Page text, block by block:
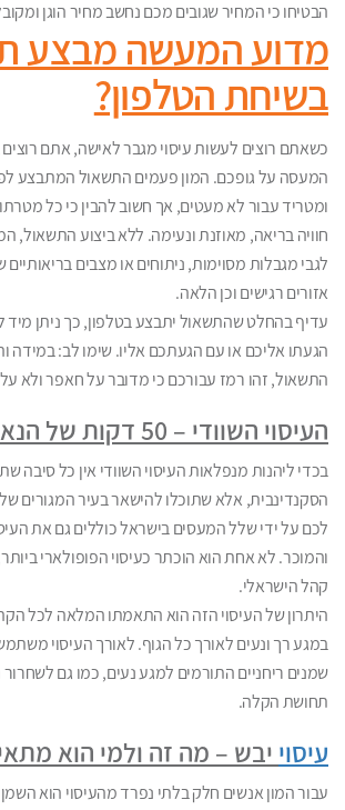
הבטיחו כי המחיר שגובים מכם נחשב מחיר הוגן
מדוע המעשה מבצע
בשיחת הטלפון?
כשאתם רוצים לעשות עיסוי מגבר לאישה, אתם
המעסה על גופכם. המון פעמים התשאול המתבצע
ומטריד עבור לא מעטים, אך חשוב להבין כי כל
חוויה בריאה, מאוזנת ונעימה. ללא ביצוע התשאול,
לגבי מגבלות מסוימות, ניתוחים או מצבים
אזורים רגישים וכן הלאה.
עדיף בהחלט שהתשאול יתבצע בטלפון, כך ניתן מיד
הגעתו אליכם או עם הגעתכם אליו. שימו לב:
התשאול, זהו רמז עבורכם כי מדובר על חאפר ולא
העיסוי השוודי – 50 דקות של הנאה צרופה:
בכדי ליהנות מנפלאות העיסוי השוודי אין כל סיבה
הסקנדינבית, אלא שתוכלו להישאר בעיר המגורים
לכם על ידי שלל המעסים בישראל כוללים גם את
והמוכר. לא אחת הוא הוכתר כעיסוי הפופולארי
קהל הישראלי.
היתרון של העיסוי הזה הוא התאמתו המלאה לכל
במגע רך ונעים לאורך כל הגוף. לאורך העיסוי
שמנים ריחניים התורמים למגע נעים, כמו גם
תחושת הקלה.
עיסוי יבש – מה זה ולמי הוא
עבור המון אנשים חלק בלתי נפרד מהעיסוי הוא